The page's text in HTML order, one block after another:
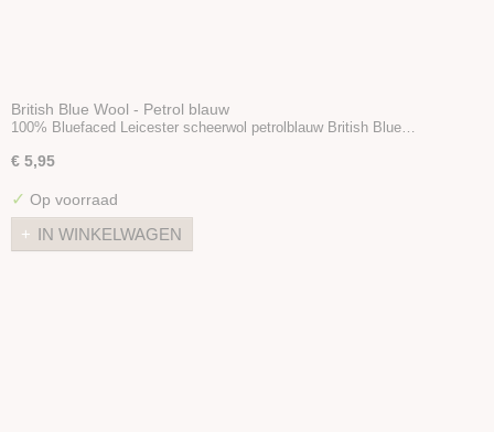
British Blue Wool - Petrol blauw
100% Bluefaced Leicester scheerwol petrolblauw British Blue…
€ 5,95
✓ Op voorraad
IN WINKELWAGEN